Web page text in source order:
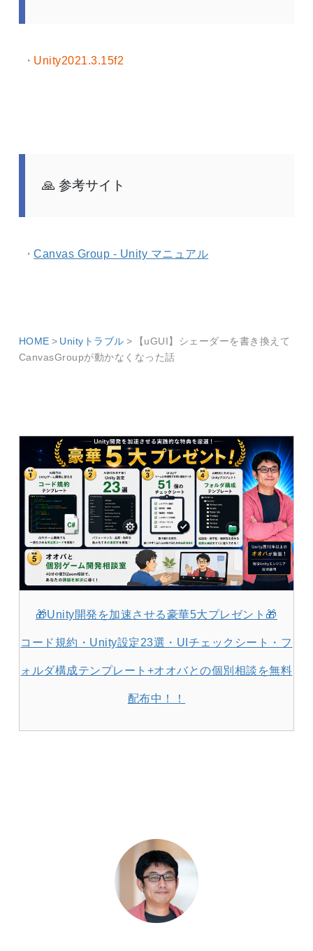
Unity2021.3.15f2
参考サイト
Canvas Group - Unity マニュアル
HOME Unityトラブル
【uGUI】シェーダーを書き換えて
CanvasGroupが動かなくなった話
🎁Unity開発を加速させる豪華5大プレゼント🎁
コード規約・Unity設定23選・UIチェックシート・フ
ォルダ構成テンプレート+オオバとの個別相談を無料
配布中！！